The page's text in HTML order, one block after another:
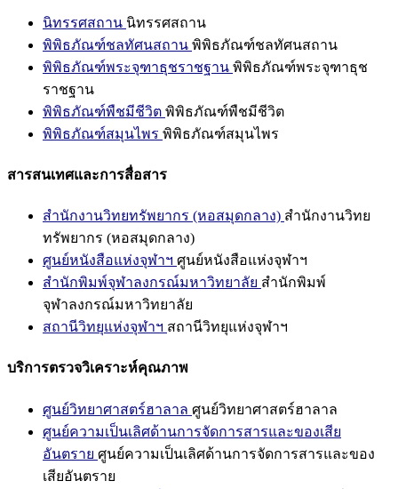
นิทรรศสถาน นิทรรศสถาน
พิพิธภัณฑ์ชลทัศนสถาน พิพิธภัณฑ์ชลทัศนสถาน
พิพิธภัณฑ์พระจุฑาธุชราชฐาน พิพิธภัณฑ์พระจุฑาธุช
ราชฐาน
พิพิธภัณฑ์พืชมีชีวิต พิพิธภัณฑ์พืชมีชีวิต
พิพิธภัณฑ์สมุนไพร พิพิธภัณฑ์สมุนไพร
สารสนเทศและการสื่อสาร
สำนักงานวิทยทรัพยากร (หอสมุดกลาง) สำนักงานวิทย
ทรัพยากร (หอสมุดกลาง)
ศูนย์หนังสือแห่งจุฬาฯ ศูนย์หนังสือแห่งจุฬาฯ
สำนักพิมพ์จุฬาลงกรณ์มหาวิทยาลัย สำนักพิมพ์
จุฬาลงกรณ์มหาวิทยาลัย
สถานีวิทยุแห่งจุฬาฯ สถานีวิทยุแห่งจุฬาฯ
บริการตรวจวิเคราะห์คุณภาพ
ศูนย์วิทยาศาสตร์ฮาลาล ศูนย์วิทยาศาสตร์ฮาลาล
ศูนย์ความเป็นเลิศด้านการจัดการสารและของเสีย
อันตราย ศูนย์ความเป็นเลิศด้านการจัดการสารและของ
เสียอันตราย